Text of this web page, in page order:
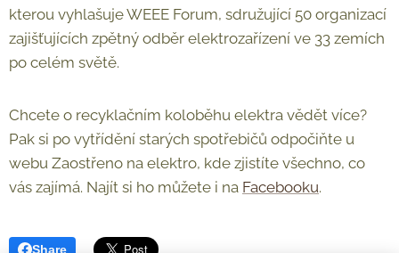
kterou vyhlašuje WEEE Forum, sdružující 50 organizací
zajišťujících zpětný odběr elektrozařízení ve 33 zemích
po celém světě.
Chcete o recyklačním koloběhu elektra vědět více?
Pak si po vytřídění starých spotřebičů odpočiňte u
webu Zaostřeno na elektro, kde zjistíte všechno, co
vás zajímá. Najít si ho můžete i na Facebooku.
Share